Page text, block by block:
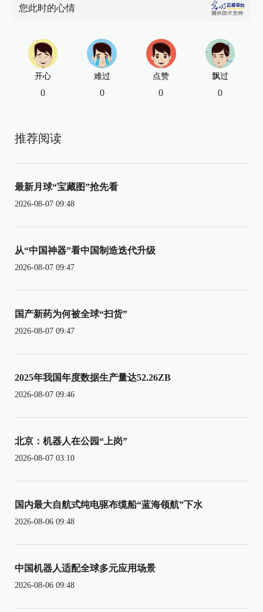
您此时的心情
开心
0
难过
0
点赞
0
飘过
0
推荐阅读
最新月球“宝藏图”抢先看
2026-08-07 09:48
从“中国神器”看中国制造迭代升级
2026-08-07 09:47
国产新药为何被全球“扫货”
2026-08-07 09:47
2025年我国年度数据生产量达52.26ZB
2026-08-07 09:46
北京：机器人在公园“上岗”
2026-08-07 03:10
国内最大自航式纯电驱布缆船“蓝海领航”下水
2026-08-06 09:48
中国机器人适配全球多元应用场景
2026-08-06 09:48